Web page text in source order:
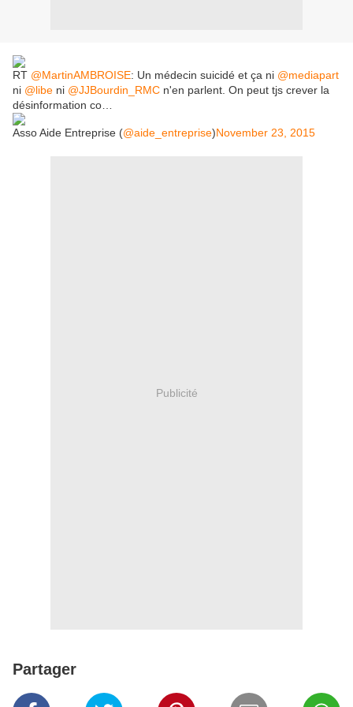
RT @MartinAMBROISE: Un médecin suicidé et ça ni @mediapart
ni @libe ni @JJBourdin_RMC n'en parlent. On peut tjs crever la
désinformation co…
Asso Aide Entreprise (@aide_entreprise)November 23, 2015
Publicité
Partager